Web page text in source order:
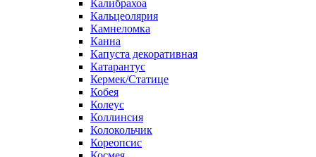
Калибрахоа
Кальцеолярия
Камнеломка
Канна
Капуста декоративная
Катарантус
Кермек/Статице
Кобея
Колеус
Коллинсия
Колокольчик
Кореопсис